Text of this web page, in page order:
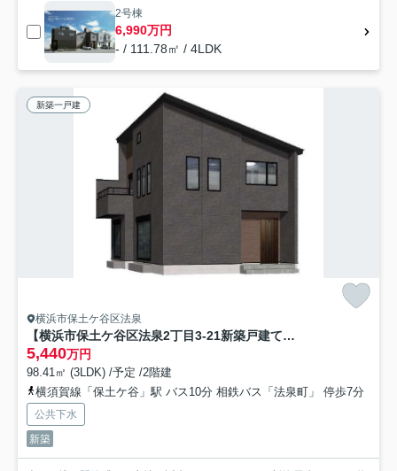
2号棟
6,990万円
- / 111.78㎡ / 4LDK
新築一戸建
横浜市保土ケ谷区法泉
【横浜市保土ケ谷区法泉2丁目3-21新築戸建て】★仲介手数料無料★（初音ヶ丘小学校・橘中学校）
5,440万円
98.41㎡ (3LDK) /予定 /2階建
横須賀線「保土ケ谷」駅 バス10分 相鉄バス「法泉町」 停歩7分
公共下水
新築